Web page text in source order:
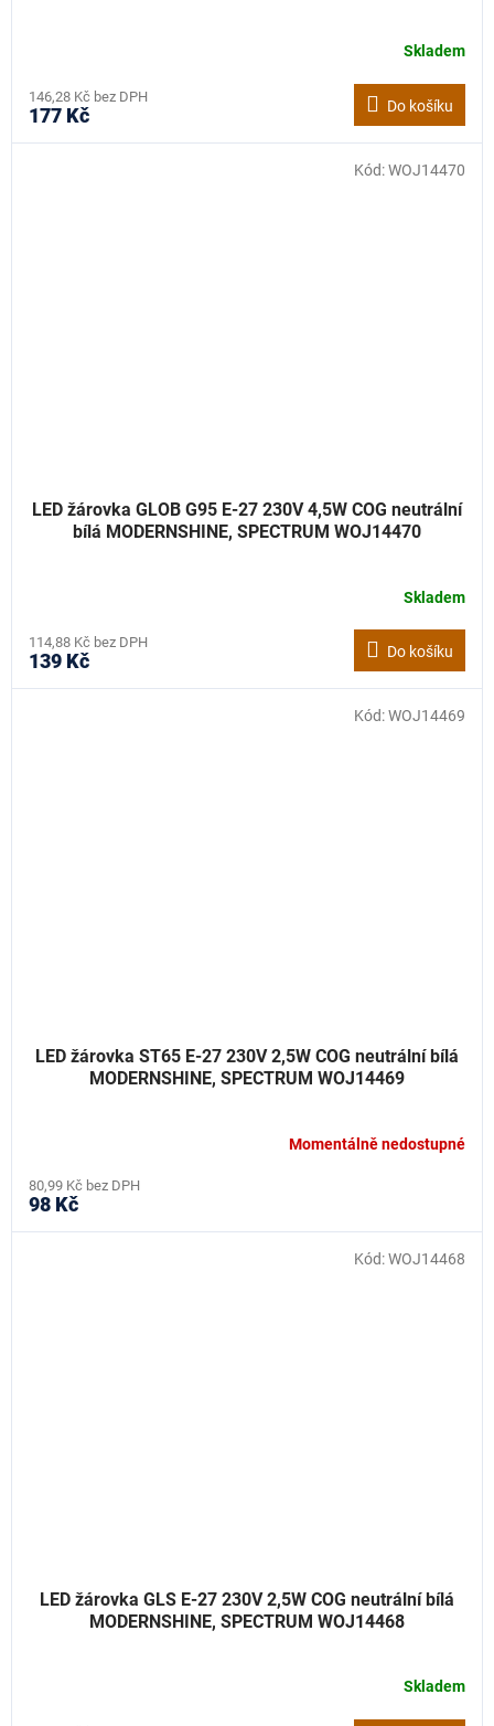
Skladem
146,28 Kč bez DPH
177 Kč Do košíku
LED žárovka GLOB G95 E-27 230V 4,5W COG neutrální
bílá MODERNSHINE, SPECTRUM WOJ14470
Skladem
114,88 Kč bez DPH
139 Kč Do košíku
Kód:WOJ14470
LED žárovka ST65 E-27 230V 2,5W COG neutrální bílá
MODERNSHINE, SPECTRUM WOJ14469
Momentálně nedostupné
80,99 Kč bez DPH
98 Kč
Kód:WOJ14469
LED žárovka GLS E-27 230V 2,5W COG neutrální bílá
MODERNSHINE, SPECTRUM WOJ14468
Skladem
Kód:WOJ14468